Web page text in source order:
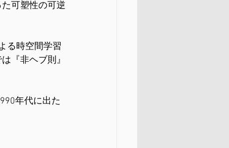
可塑性の可逆
る時空間学習
『非ヘブ則』
年代に出た